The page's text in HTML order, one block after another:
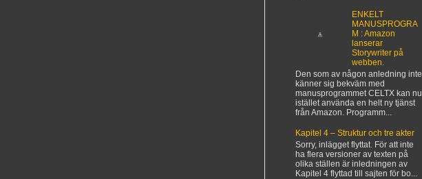
ENKELT
MANUSPROGRA
M : Amazon
lanserar
Storywriter på
webben.
Den som av någon anledning inte
känner sig bekväm med
manusprogrammet CELTX kan nu
istället använda en helt ny tjänst
från Amazon. Programm...
Kapitel 4 – Struktur och tre akter
Sorry, inlägget flyttat. För att inte
ha flera versioner av texten på
olika ställen är inledningen av
Kapitel 4 flyttad till sajten för bo...